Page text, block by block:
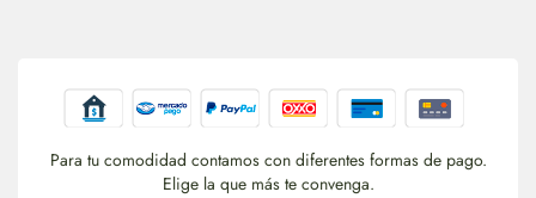
Para tu comodidad contamos con diferentes formas de pago.
Elige la que más te convenga.